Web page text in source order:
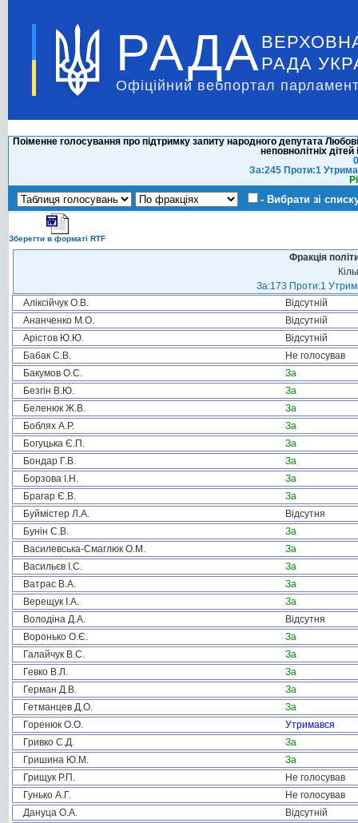
РАДА РАДА
Офіційний вебпортал
Поіменне голосування про підтримку запиту народного депутата
неповнолітніх
За:245 Проти:1
- Вибрати зі
Зберегти в форматі RTF
Фракція
За:173 Проти:1
Аліксійчук О.В.
Відсутній
Ананченко М.О.
Відсутній
Арістов Ю.Ю.
Відсутній
Бабак С.В.
Не голосував
Бакумов О.С.
За
Безгін В.Ю.
За
Беленюк Ж.В.
За
Боблях А.Р.
За
Богуцька Є.П.
За
Бондар Г.В.
За
Борзова І.Н.
За
Брагар Є.В.
За
Буймістер Л.А.
Відсутня
Бунін С.В.
За
Василевська-Смаглюк О.М.
За
Васильєв І.С.
За
Ватрас В.А.
За
Верещук І.А.
За
Володіна Д.А.
Відсутня
Воронько О.Є.
За
Галайчук В.С.
За
Гевко В.Л.
За
Герман Д.В.
За
Гетманцев Д.О.
За
Горенюк О.О.
Утримався
Гривко С.Д.
За
Гришина Ю.М.
За
Грищук Р.П.
Не голосував
Гунько А.Г.
Не голосував
Дануца О.А.
Відсутній